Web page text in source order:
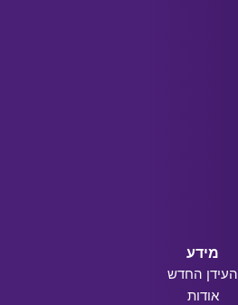
מידע
העידן החדש
אודות